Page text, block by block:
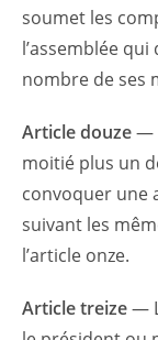
soumet les
l’assemblée
nombre de ses
Article douze—
moitié plus un
convoquer une
suivant les
l’article onze.
Article treize—